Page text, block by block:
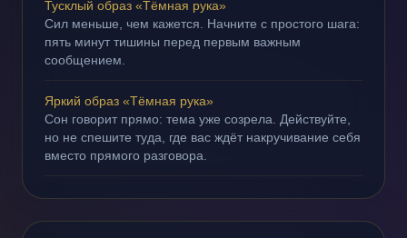
Тусклый образ «Тёмная рука»
Сил меньше, чем кажется. Начните с простого шага:
пять минут тишины перед первым важным
сообщением.
Яркий образ «Тёмная рука»
Сон говорит прямо: тема уже созрела. Действуйте,
но не спешите туда, где вас ждёт накручивание себя
вместо прямого разговора.